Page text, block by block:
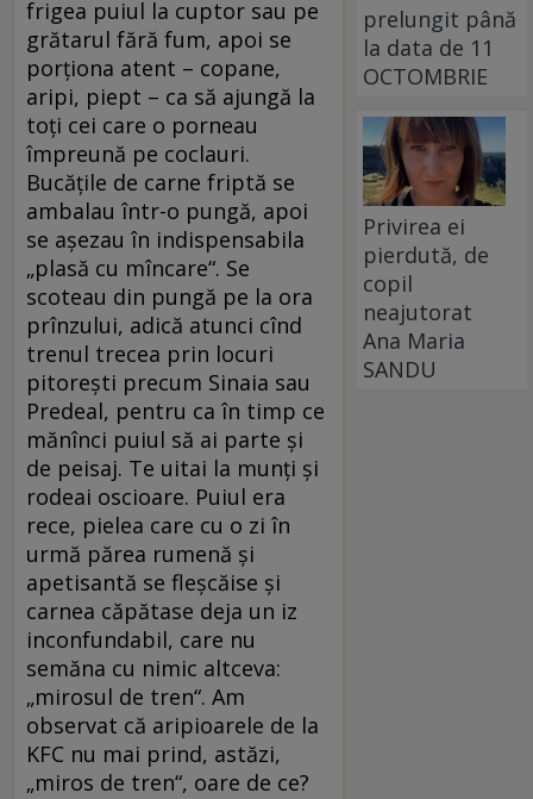
frigea puiul la cuptor sau pe
grătarul fără fum, apoi se
porționa atent – copane,
aripi, piept – ca să ajungă la
toți cei care o porneau
împreună pe coclauri.
Bucățile de carne friptă se
ambalau într-o pungă, apoi
se așezau în indispensabila
„plasă cu mîncare“. Se
scoteau din pungă pe la ora
prînzului, adică atunci cînd
trenul trecea prin locuri
pitorești precum Sinaia sau
Predeal, pentru ca în timp ce
mănînci puiul să ai parte și
de peisaj. Te uitai la munți și
rodeai oscioare. Puiul era
rece, pielea care cu o zi în
urmă părea rumenă și
apetisantă se fleșcăise și
carnea căpătase deja un iz
inconfundabil, care nu
semăna cu nimic altceva:
„mirosul de tren“. Am
observat că aripioarele de la
KFC nu mai prind, astăzi,
„miros de tren“, oare de ce?
prelungit până
la data de 11
OCTOMBRIE
Privirea ei
pierdută, de
copil
neajutorat
Ana Maria
SANDU